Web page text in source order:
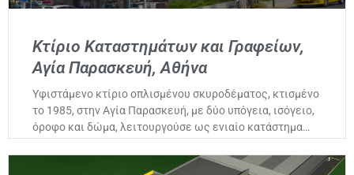
Κτίριο Καταστημάτων και Γραφείων,
Αγία Παρασκευή, Αθήνα
Υφιστάμενο κτίριο οπλισμένου σκυροδέματος, κτισμένο
το 1985, στην Αγία Παρασκευή, με δύο υπόγεια, ισόγειο,
όροφο και δώμα, λειτουργούσε ως ενιαίο κατάστημα…